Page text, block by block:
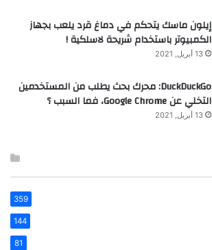
إيلون ماسك يتحكم في دماغ قرد يلعب بجهاز
الكمبيوتر باستخدام شريحة لاسلكية !
13 أبريل, 2021
DuckDuckGo: محرك بحث يطلب من المستخدمين
التخلي عن Google Chrome، فما السبب ؟
13 أبريل, 2021
359
144
81